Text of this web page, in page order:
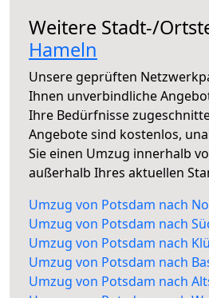
Weitere Stadt-/
Hameln
Unsere geprüften
Ihnen unverbindliche
Ihre Bedürfnisse
Angebote sind kostenlos,
Sie einen Umzug innerhalb
außerhalb Ihres aktuellen
Umzug von Potsdam nach
Umzug von Potsdam nach
Umzug von Potsdam nach
Umzug von Potsdam nach
Umzug von Potsdam nach